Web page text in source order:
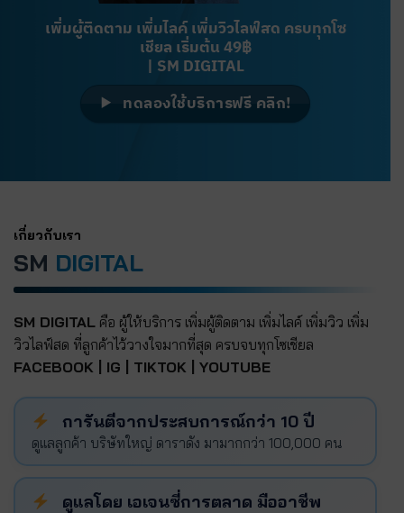
เพิ่มผู้ติดตาม เพิ่มไลค์ เพิ่มวิวไลฟ์สด ครบทุกโซ
เชียล เริ่มต้น 49฿
| SM DIGITAL
ทดลองใช้บริการฟรี คลิก!
เกี่ยวกับเรา
SM DIGITAL
SM DIGITAL คือ ผู้ให้บริการ เพิ่มผู้ติดตาม เพิ่มไลค์ เพิ่มวิว เพิ่ม
วิวไลฟ์สด ที่ลูกค้าไว้วางใจมากที่สุด ครบจบทุกโซเชียล
FACEBOOK | IG | TIKTOK | YOUTUBE
การันตีจากประสบการณ์กว่า 10 ปี
ดูแลลูกค้า บริษัทใหญ่ ดาราดัง มามากกว่า 100,000 คน
ดูแลโดย เอเจนซี่การตลาด มืออาชีพ